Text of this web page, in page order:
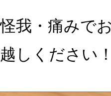
怪我・痛みで
越しください